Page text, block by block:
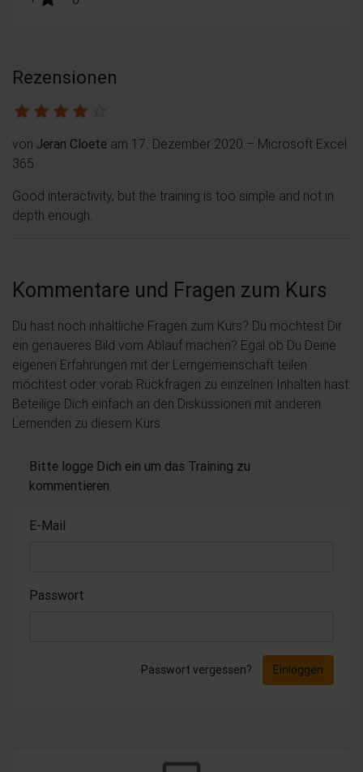
Rezensionen
von Jeran Cloete am 17. Dezember 2020 – Microsoft Excel
365
Good interactivity, but the training is too simple and not in
depth enough.
Kommentare und Fragen zum Kurs
Du hast noch inhaltliche Fragen zum Kurs? Du möchtest Dir
ein genaueres Bild vom Ablauf machen? Egal ob Du Deine
eigenen Erfahrungen mit der Lerngemeinschaft teilen
möchtest oder vorab Rückfragen zu einzelnen Inhalten hast:
Beteilige Dich einfach an den Diskussionen mit anderen
Lernenden zu diesem Kurs.
Bitte logge Dich ein um das Training zu
kommentieren.
E-Mail
Passwort
Passwort vergessen? Einloggen